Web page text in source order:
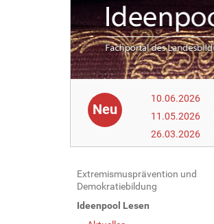
:
Neu
10.06.2026
11.05.2026
26.03.2026
N
a
v
Extremismusprävention und
Demokratiebildung
Ideenpool Lesen